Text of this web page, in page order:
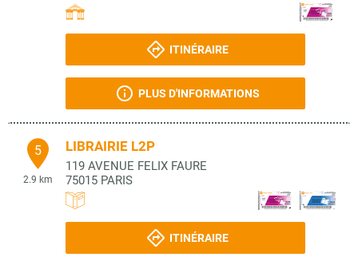
ITINÉRAIRE
PLUS D'INFORMATIONS
5
2.9 km
LIBRAIRIE L2P
119 AVENUE FELIX FAURE
75015 PARIS
ITINÉRAIRE